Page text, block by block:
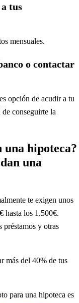
tus
mensuales.
o contactar
opción de acudir a tu
conseguirte la
una hipoteca?
una
te exigen unos
hasta los 1.500€.
préstamos y otras
más del 40% de tus
para una hipoteca es